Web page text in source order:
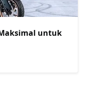
untuk